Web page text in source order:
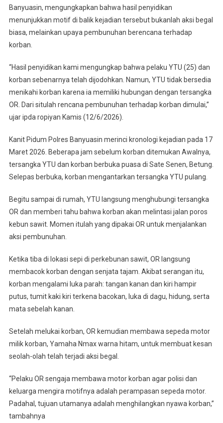
Banyuasin, mengungkapkan bahwa hasil penyidikan
menunjukkan motif di balik kejadian tersebut bukanlah aksi begal
biasa, melainkan upaya pembunuhan berencana terhadap
korban.
“Hasil penyidikan kami mengungkap bahwa pelaku YTU (25) dan
korban sebenarnya telah dijodohkan. Namun, YTU tidak bersedia
menikahi korban karena ia memiliki hubungan dengan tersangka
OR. Dari situlah rencana pembunuhan terhadap korban dimulai,”
ujar ipda ropiyan Kamis (12/6/2026).
Kanit Pidum Polres Banyuasin merinci kronologi kejadian pada 17
Maret 2026. Beberapa jam sebelum korban ditemukan Awalnya,
tersangka YTU dan korban berbuka puasa di Sate Senen, Betung.
Selepas berbuka, korban mengantarkan tersangka YTU pulang.
Begitu sampai di rumah, YTU langsung menghubungi tersangka
OR dan memberi tahu bahwa korban akan melintasi jalan poros
kebun sawit. Momen itulah yang dipakai OR untuk menjalankan
aksi pembunuhan.
Ketika tiba di lokasi sepi di perkebunan sawit, OR langsung
membacok korban dengan senjata tajam. Akibat serangan itu,
korban mengalami luka parah: tangan kanan dan kiri hampir
putus, tumit kaki kiri terkena bacokan, luka di dagu, hidung, serta
mata sebelah kanan.
Setelah melukai korban, OR kemudian membawa sepeda motor
milik korban, Yamaha Nmax warna hitam, untuk membuat kesan
seolah-olah telah terjadi aksi begal.
“Pelaku OR sengaja membawa motor korban agar polisi dan
keluarga mengira motifnya adalah perampasan sepeda motor.
Padahal, tujuan utamanya adalah menghilangkan nyawa korban,”
tambahnya